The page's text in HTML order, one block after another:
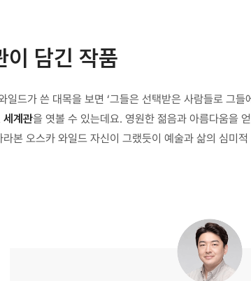
이 담긴 작품
드가 쓴 대목을 보면 ‘그들은 선택받은 사람들로 그
세계관을 엿볼 수 있는데요. 영원한 젊음과 아름다움을
본 오스카 와일드 자신이 그랬듯이 예술과 삶의 심미